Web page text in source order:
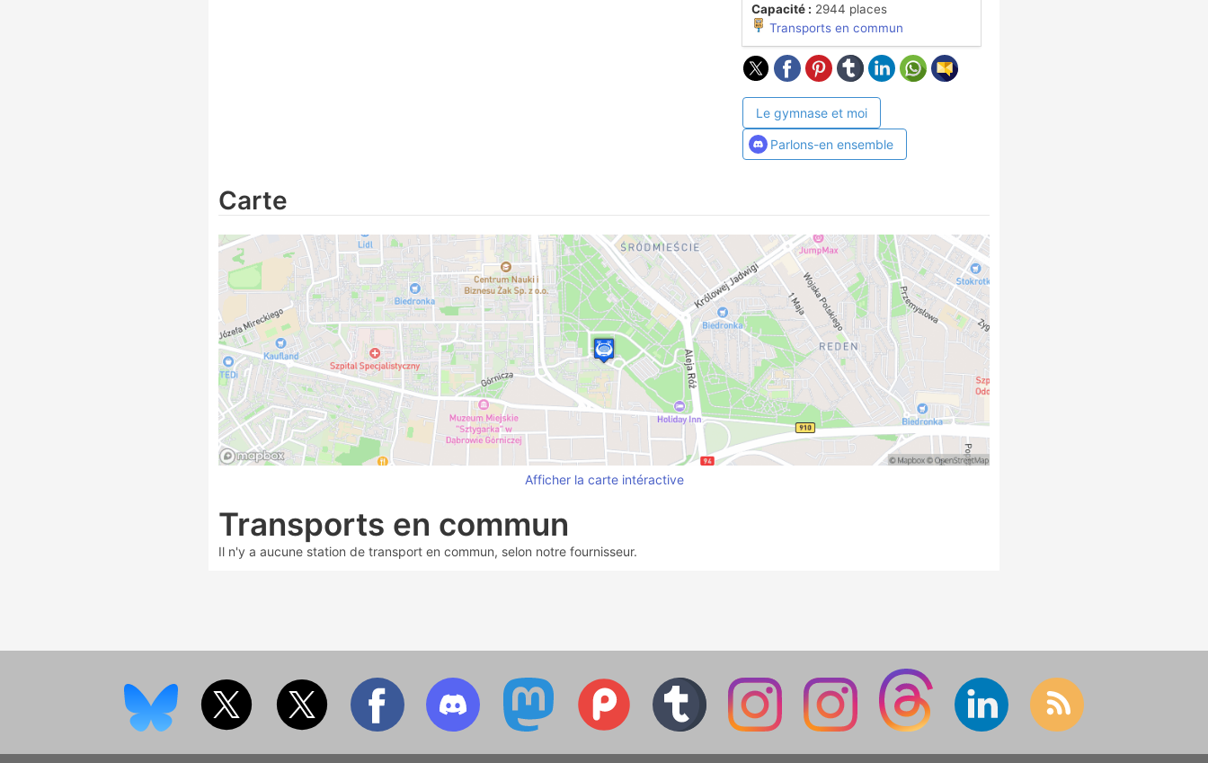
Capacité : 2944 places
Transports en commun
Le gymnase et moi
Parlons-en ensemble
Carte
Afficher la carte intéractive
Transports en commun
Il n'y a aucune station de transport en commun, selon notre fournisseur.